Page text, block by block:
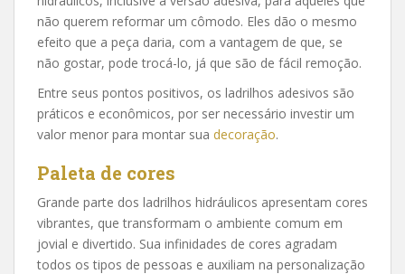
não querem reformar um cômodo. Eles dão o mesmo
efeito que a peça daria, com a vantagem de que, se
não gostar, pode trocá-lo, já que são de fácil remoção.
Entre seus pontos positivos, os ladrilhos adesivos são
práticos e econômicos, por ser necessário investir um
valor menor para montar sua decoração.
Paleta de cores
Grande parte dos ladrilhos hidráulicos apresentam cores
vibrantes, que transformam o ambiente comum em
jovial e divertido. Sua infinidades de cores agradam
todos os tipos de pessoas e auxiliam na personalização